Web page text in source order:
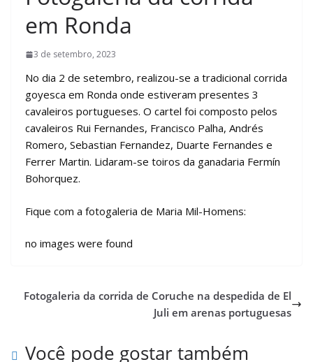
em Ronda
3 de setembro, 2023
No dia 2 de setembro, realizou-se a tradicional corrida
goyesca em Ronda onde estiveram presentes 3
cavaleiros portugueses. O cartel foi composto pelos
cavaleiros Rui Fernandes, Francisco Palha, Andrés
Romero, Sebastian Fernandez, Duarte Fernandes e
Ferrer Martin. Lidaram-se toiros da ganadaria Fermín
Bohorquez.
Fique com a fotogaleria de Maria Mil-Homens:
no images were found
Fotogaleria da corrida de Coruche na despedida de El
Juli em arenas portuguesas
Você pode gostar também